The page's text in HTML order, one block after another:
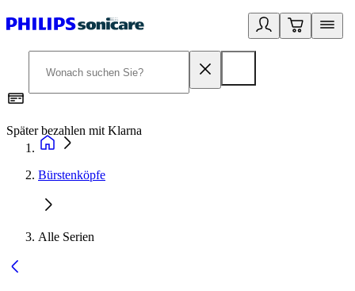
Später bezahlen mit Klarna
Bürstenköpfe
Alle Serien